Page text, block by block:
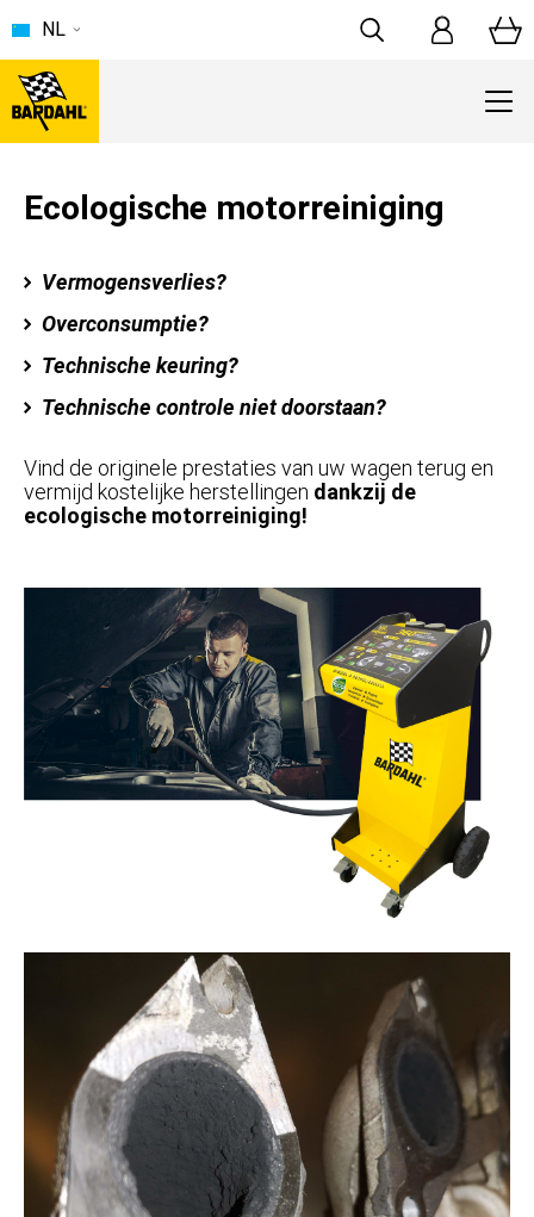
NL
Ecologische motorreiniging
Vermogensverlies?
Overconsumptie?
Technische keuring?
Technische controle niet doorstaan?
Vind de originele prestaties van uw wagen terug en
vermijd kostelijke herstellingen dankzij de
ecologische motorreiniging!